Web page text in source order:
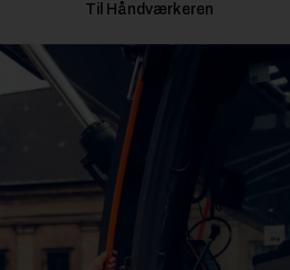
Til Håndværkeren